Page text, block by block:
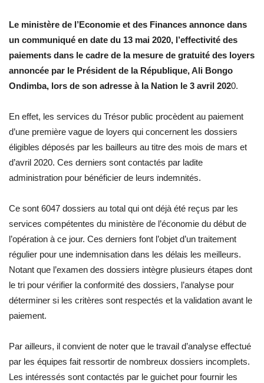
Le ministère de l’Economie et des Finances annonce dans
un communiqué en date du 13 mai 2020, l’effectivité des
paiements dans le cadre de la mesure de gratuité des loyers
annoncée par le Président de la République, Ali Bongo
Ondimba, lors de son adresse à la Nation le 3 avril 2020.
En effet, les services du Trésor public procèdent au paiement
d’une première vague de loyers qui concernent les dossiers
éligibles déposés par les bailleurs au titre des mois de mars et
d’avril 2020. Ces derniers sont contactés par ladite
administration pour bénéficier de leurs indemnités.
Ce sont 6047 dossiers au total qui ont déjà été reçus par les
services compétentes du ministère de l’économie du début de
l’opération à ce jour. Ces derniers font l’objet d’un traitement
régulier pour une indemnisation dans les délais les meilleurs.
Notant que l’examen des dossiers intègre plusieurs étapes dont
le tri pour vérifier la conformité des dossiers, l’analyse pour
déterminer si les critères sont respectés et la validation avant le
paiement.
Par ailleurs, il convient de noter que le travail d’analyse effectué
par les équipes fait ressortir de nombreux dossiers incomplets.
Les intéressés sont contactés par le guichet pour fournir les